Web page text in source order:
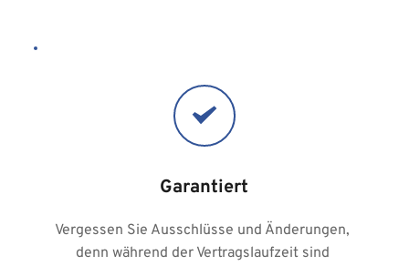
Garantiert
Vergessen Sie Ausschlüsse und Änderungen,
denn während der Vertragslaufzeit sind